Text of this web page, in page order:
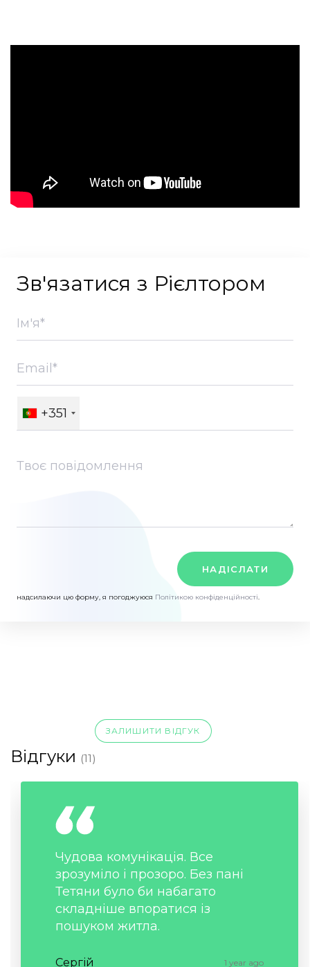
Зв'язатися з Рієлтором
+351
НАДІСЛАТИ
надсилаючи цю форму, я погоджуюся Політикою конфіденційності.
ЗАЛИШИТИ ВІДГУК
Відгуки (11)
Чудова комунікація. Все
зрозуміло і прозоро. Без пані
Тетяни було би набагато
складніше впоратися із
пошуком житла.
Сергій 1 year ago